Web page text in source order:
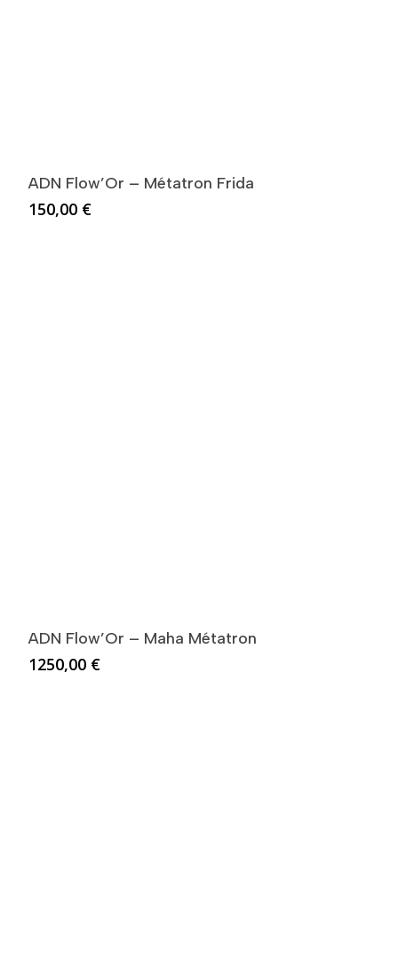
ADN Flow’Or – Métatron Frida
150,00 €
ADN Flow’Or – Maha Métatron
1250,00 €